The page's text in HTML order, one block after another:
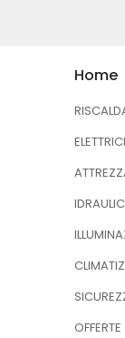
Home
OFFERTE